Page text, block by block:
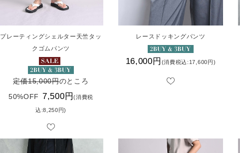
プレーティングシェルター天竺タッ
クゴムパンツ
定価15,000円のところ
50%OFF 7,500円(消費税
込:8,250円)
レースドッキングパンツ
16,000円 (消費税込:17,600円)